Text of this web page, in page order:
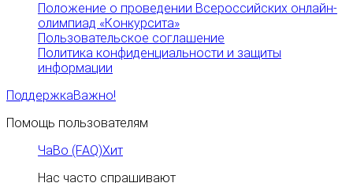
Положение о проведении Всероссийских онлайн-
олимпиад «Конкурсита»
Пользовательское соглашение
Политика конфиденциальности и защиты
информации
ПоддержкаВажно!
Помощь пользователям
ЧаВо (FAQ)Хит
Нас часто спрашивают